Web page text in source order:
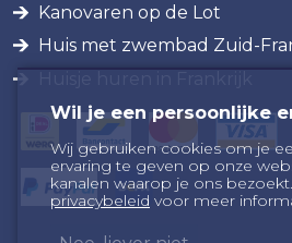
Kanovaren op de Lot
Huis met zwembad Zuid-
Wil je een persoonlijke
Wij gebruiken cookies om je
ervaring te geven op onze
kanalen waarop je ons
privacybeleid voor meer